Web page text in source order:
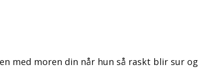
med moren din når hun så raskt blir sur og